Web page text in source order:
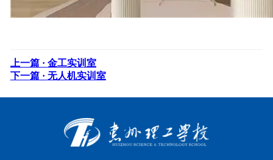
上一篇 · 金工实训室
下一篇 · 无人机实训室